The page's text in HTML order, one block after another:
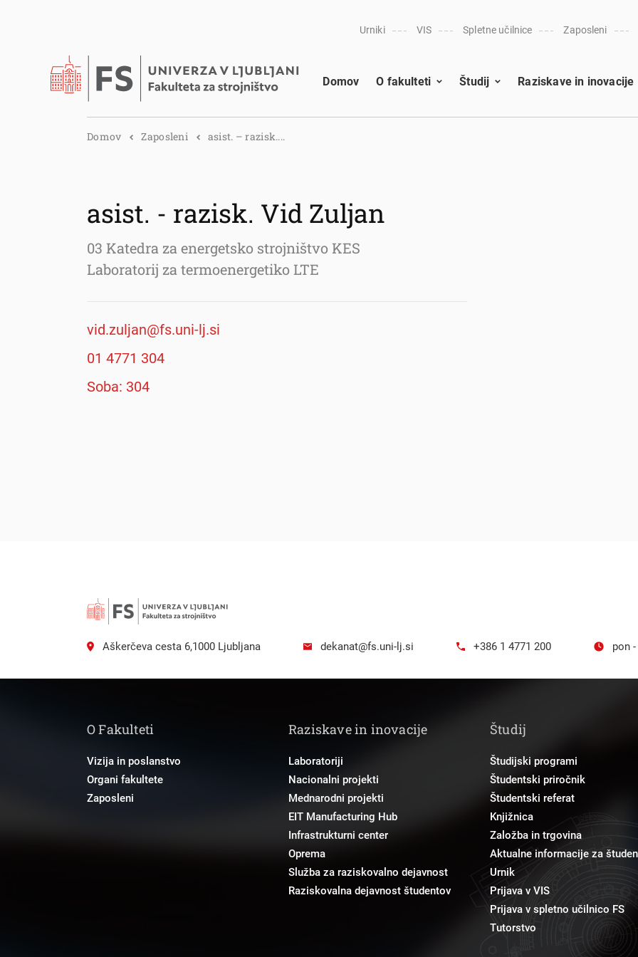
Urniki VIS Spletne učilnice Zaposleni
Domov O fakulteti Študij Raziskave in inovacije
Domov Zaposleni asist. – razisk....
asist. - razisk. Vid Zuljan
03 Katedra za energetsko strojništvo KES
Laboratorij za termoenergetiko LTE
vid.zuljan@fs.uni-lj.si
01 4771 304
Soba: 304
Aškerčeva cesta 6,1000 Ljubljana dekanat@fs.uni-lj.si +386 1 4771 200 pon
O Fakulteti
Vizija in poslanstvo
Organi fakultete
Zaposleni
Raziskave in inovacije
Laboratoriji
Nacionalni projekti
Mednarodni projekti
EIT Manufacturing Hub
Infrastrukturni center
Oprema
Služba za raziskovalno dejavnost
Raziskovalna dejavnost študentov
Študij
Študijski programi
Študentski priročnik
Študentski referat
Knjižnica
Založba in trgovina
Aktualne informacije za
Urnik
Prijava v VIS
Prijava v spletno učilnico FS
Tutorstvo